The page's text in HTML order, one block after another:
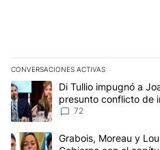
CONVERSACIONES ACTIVAS
Este listado muestra los
Un artículo de tendencia con el
Di Tullio impugnó a
presunto conflicto de
Ley de Tierras
72
Un artículo de tendencia con el
Grabois, Moreau y